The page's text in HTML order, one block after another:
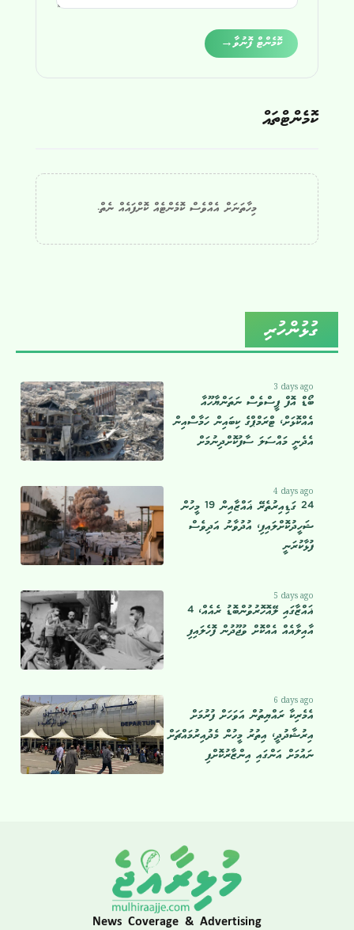
ކޮމެންޓް ފޮނުވާ→
ކޮމެންޓްތައް
މިހާތަނަށް އެއްވެސް ކޮމެންޓެއް ކޮށްފައެއް ނެތް.
ގުޅުންހުރި
3 days ago
ބޯޑް އޮފް ޕީސްވެސް ނަތަންޔާހޫއާ
އެއްކޮޅަށް، ޓްރަމްޕްގެ ކިބައިން ހަމާސްއިން
އެދެނީ މައްސަލަ ސާފުކޮށްދިނުމަށް
4 days ago
24 ގަޑިއިރުތެރޭ ޣައްޒާއިން 19 މީހުން
ޝަހީދުކޮށްލައިފި، އުދުވާނު އަދިވެސް
ފުޅާކުރަނީ
5 days ago
ޣައްޒާގައި ލޭއޮހޮރުވުންބޮޑު ރެއެއް، 4
އާއިލާއެއް އެއްކޮށް ވުޖޫދުން ފޮހެލައިފި
6 days ago
އެމެރިކާ ރައްޔިތުން އަވަހަށް ފުރުމަށް
އިރުޝާދުދީ، އިތުރު މީހުން މެދުއިރުމައްޗަށް
ނައުމަށް އަންގައި އިންޒާރުކޮށްފި
News Coverage & Advertising